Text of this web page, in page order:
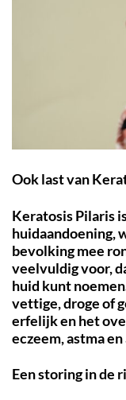
Ook last van
Keratosis Pilaris
huidaandoening,
bevolking mee
veelvuldig voor,
huid kunt
vettige, droge of
erfelijk en het
eczeem, astma
Een storing in de